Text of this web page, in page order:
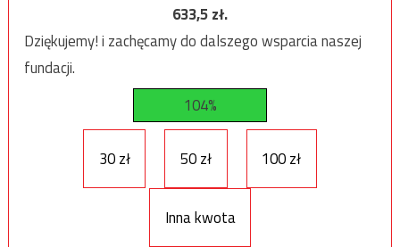
633,5zł.
Dziękujemy! i zachęcamy do dalszego wsparcia naszej
fundacji.
104%
30 zł 50 zł 100 zł
Inna kwota